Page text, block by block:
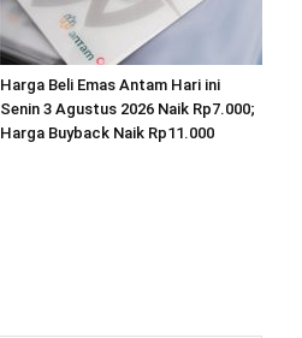
Harga Beli Emas Antam Hari ini
Senin 3 Agustus 2026 Naik Rp7.000;
Harga Buyback Naik Rp11.000